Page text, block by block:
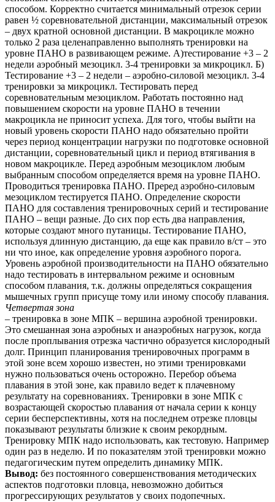
способом. Корректно считается минимальный отрезок серии
равен ½ соревновательной дистанции, максимальный отрезок
– двух кратной основной дистанции. В макроцикле можно
только 2 раза целенаправленно выполнять тренировки на
уровне ПАНО в развивающем режиме. А)тестирование +3 – 2
недели аэробный мезоцикл. 3-4 тренировки за микроцикл. Б)
Тестирование +3 – 2 недели – аэробно-силовой мезоцикл. 3-4
тренировки за микроцикл. Тестировать перед
соревновательным мезоциклом. Работать постоянно над
повышением скорости на уровне ПАНО в течении
макроцикла не приносит успеха. Для того, чтобы выйти на
новый уровень скорости ПАНО надо обязательно пройти
через период концентрации нагрузки по подготовке основной
дистанции, соревновательный цикл и период втягивания в
новом макроцикле. Перед аэробным мезоциклом любым
выбранным способом определяется время на уровне ПАНО.
Проводиться тренировка ПАНО. Преред аэробно-силовым
мезоциклом тестируется ПАНО. Определение скорости
ПАНО для составления тренировочных серий и тестирование
ПАНО – вещи разные. До сих пор есть два направления,
которые создают много путаницы. Тестирование ПАНО,
используя длинную дистанцию, да еще как правило в/ст – это
ни что иное, как определение уровня аэробного порога.
Уровень аэробной производительности на ПАНО обязательно
надо тестировать в интервальном режиме и основным
способом плавания, т.к. должны определяться сокращения
мышечных групп присуще тому или иному способу плавания.
Четвертая зона
– тренировка в зоне МПК – вершина аэробной тренировки.
Это смешанная зона аэробных и анаэробных нагрузок, когда
после проплывания отрезка частично образуется кислородный
долг. Принцип планирования тренировочных программ в
этой зоне всем хорошо известен, но этими тренировками
нужно пользоваться очень осторожно. Перебор объема
плавания в этой зоне, как правило ведет к плачевному
результату на соревнованиях. Тренировки в зоне МПК с
возрастающей скоростью плавания от начала серии к концу
серии бесперспективны, хотя на последнем отрезке пловцы
показывают результаты близкие к своим рекордным.
Тренировку МПК надо использовать, как тестовую. Например
один раз в неделю. И по показателям этой тренировки можно
педагогическим путем определить динамику МПК.
Вывод: без постоянного совершенствования методических
аспектов подготовки пловца, невозможно добиться
прогрессирующих результатов у своих подопечных.